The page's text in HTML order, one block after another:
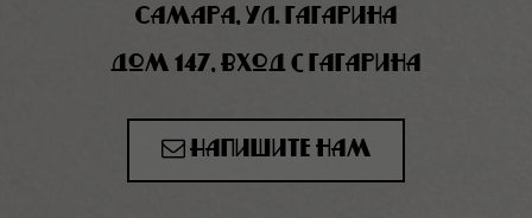
Самара, ул. Гагарина
дом 147, вход с Гагарина
Напишите нам